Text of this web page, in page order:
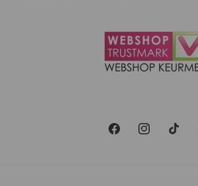
FacebookInstagram
TikTok